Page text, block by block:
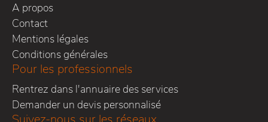
A propos
Contact
Mentions légales
Conditions générales
Pour les professionnels
Rentrez dans l'annuaire des services
Demander un devis personnalisé